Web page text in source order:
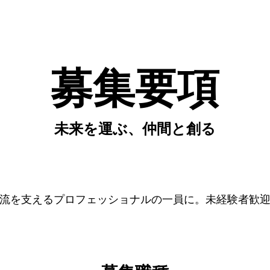
募集要項
未来を運ぶ、仲間と創る
を支えるプロフェッショナルの一員に。未経験者歓